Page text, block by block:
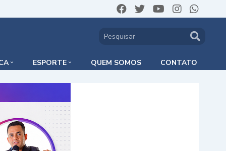
ESPORTE QUEM SOMOS CONTATO